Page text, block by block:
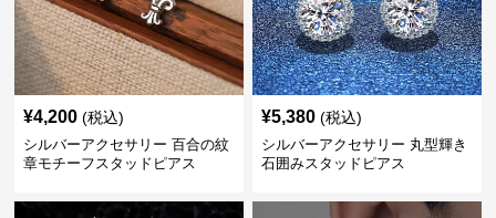
¥4,200 (税込)
シルバーアクセサリー 百合の紋
章モチーフスタッドピアス
¥5,380 (税込)
シルバーアクセサリー 丸型輝き
石囲みスタッドピアス